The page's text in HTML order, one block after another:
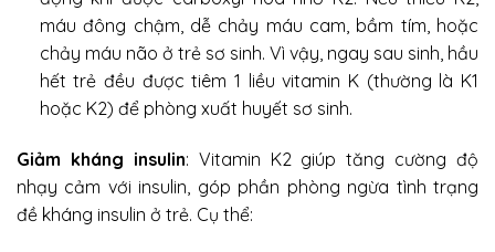
máu đông chậm, dễ chảy máu cam, bầm tím, hoặc
chảy máu não ở trẻ sơ sinh. Vì vậy, ngay sau sinh, hầu
hết trẻ đều được tiêm 1 liều vitamin K (thường là K1
hoặc K2) để phòng xuất huyết sơ sinh.
Giảm kháng insulin: Vitamin K2 giúp tăng cường độ
nhạy cảm với insulin, góp phần phòng ngừa tình trạng
đề kháng insulin ở trẻ. Cụ thể: